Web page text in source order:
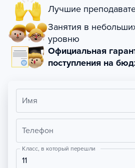
Лучшие
Занятия в
уровню
Официальная
поступления на
Имя
Телефон
Класс, в который перешли
11